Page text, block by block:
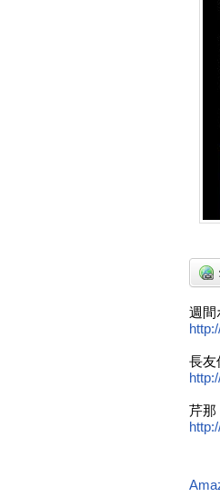
週間
長
芹